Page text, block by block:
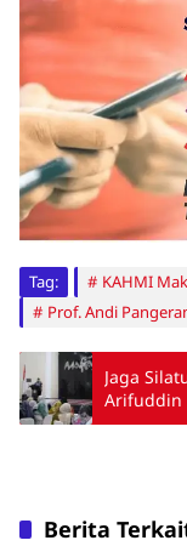
Tag: KAHMI
Prof. Andi
Jaga
Arifuddin
Lama
Berita